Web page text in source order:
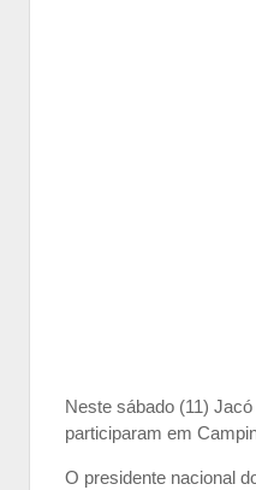
Neste sábado (11)
participaram em
O presidente nacional